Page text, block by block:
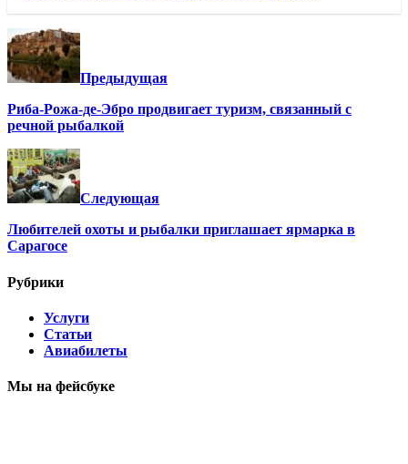
Предыдущая
Риба-Рожа-де-Эбро продвигает туризм, связанный с
речной рыбалкой
Следующая
Любителей охоты и рыбалки приглашает ярмарка в
Сарагосе
Рубрики
Услуги
Статьи
Авиабилеты
Мы на фейсбуке